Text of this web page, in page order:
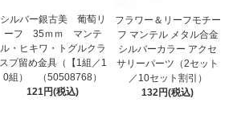
シルバー銀古美 葡萄リ
ーフ 35ｍｍ マンテ
ル・ヒキワ・トグルクラ
スプ留め金具（【1組／1
0組） （50508768）
121円(税込)
フラワー＆リーフモチー
フ マンテル メタル合金
シルバーカラー アクセ
サリーパーツ（2セット
／10セット割引）
132円(税込)